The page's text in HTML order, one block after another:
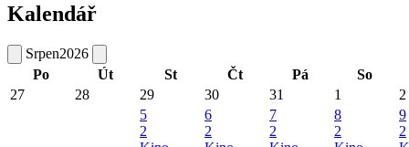
Kalendář
Srpen2026
Po
Út St Čt Pá
So
27
28 29 30 31 1 2
5
2
6
2
7
2
8
2
9
2